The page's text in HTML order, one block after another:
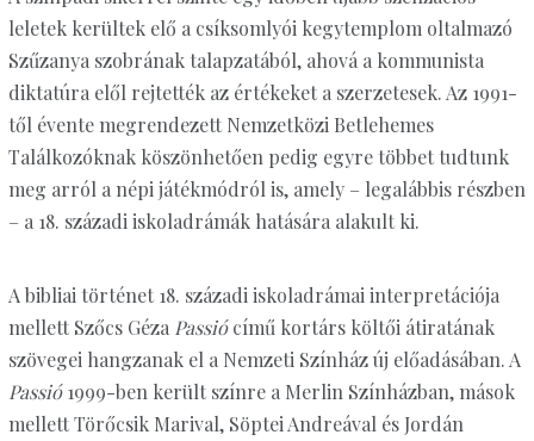
leletek kerültek elő a csíksomlyói kegytemplom oltalmazó
Szűzanya szobrának talapzatából, ahová a kommunista
diktatúra elől rejtették az értékeket a szerzetesek. Az 1991-
től évente megrendezett Nemzetközi Betlehemes
Találkozóknak köszönhetően pedig egyre többet tudtunk
meg arról a népi játékmódról is, amely – legalábbis részben
– a 18. századi iskoladrámák hatására alakult ki.
A bibliai történet 18. századi iskoladrámai interpretációja
mellett Szőcs Géza Passiócímű kortárs költői átiratának
szövegei hangzanak el a Nemzeti Színház új előadásában. A
Passió1999-ben került színre a Merlin Színházban, mások
mellett Törőcsik Marival, Söptei Andreával és Jordán